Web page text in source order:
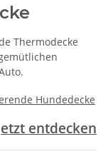
Thermodecke
entdecken